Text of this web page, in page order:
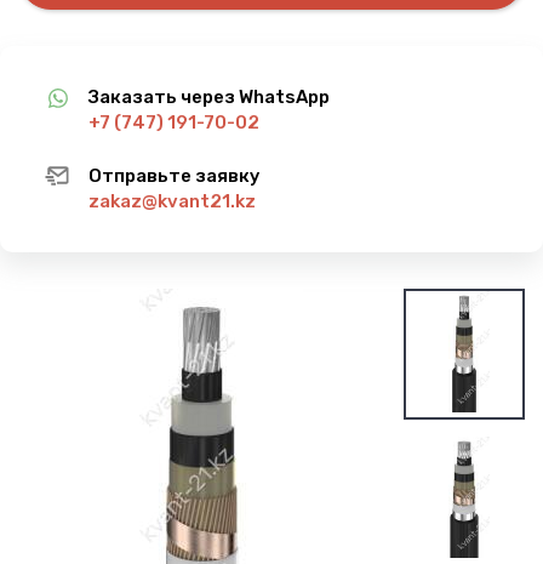
Заказать через WhatsApp
+7 (747) 191-70-02
Отправьте заявку
zakaz@kvant21.kz